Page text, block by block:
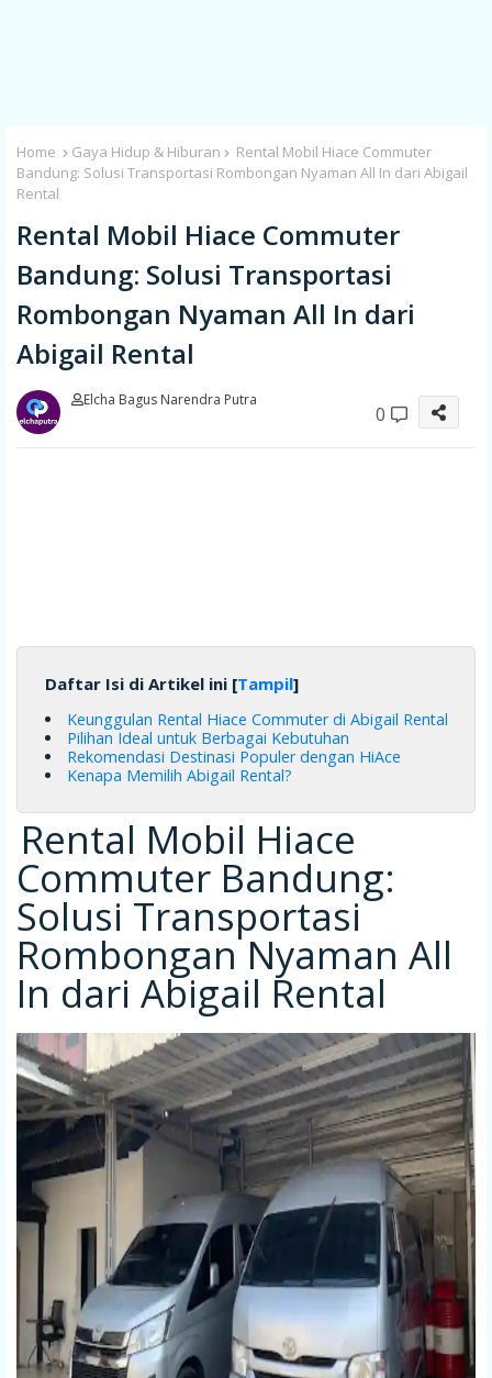
Home Gaya Hidup & Hiburan
Rental Mobil Hiace Commuter
Bandung: Solusi Transportasi Rombongan Nyaman All In dari Abigail
Rental
Rental Mobil Hiace Commuter
Bandung: Solusi Transportasi
Rombongan Nyaman All In dari
Abigail Rental
Elcha Bagus Narendra Putra
0
Daftar Isi di Artikel ini [Tampil]
Keunggulan Rental Hiace Commuter di Abigail Rental
Pilihan Ideal untuk Berbagai Kebutuhan
Rekomendasi Destinasi Populer dengan HiAce
Kenapa Memilih Abigail Rental?
Rental Mobil Hiace
Commuter Bandung:
Solusi Transportasi
Rombongan Nyaman All
In dari Abigail Rental